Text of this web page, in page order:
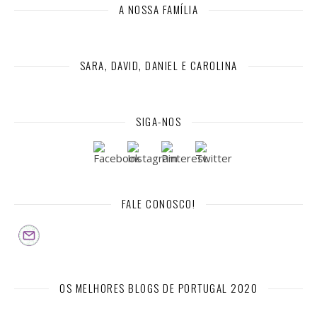
A NOSSA FAMÍLIA
SARA, DAVID, DANIEL E CAROLINA
SIGA-NOS
FALE CONOSCO!
OS MELHORES BLOGS DE PORTUGAL 2020